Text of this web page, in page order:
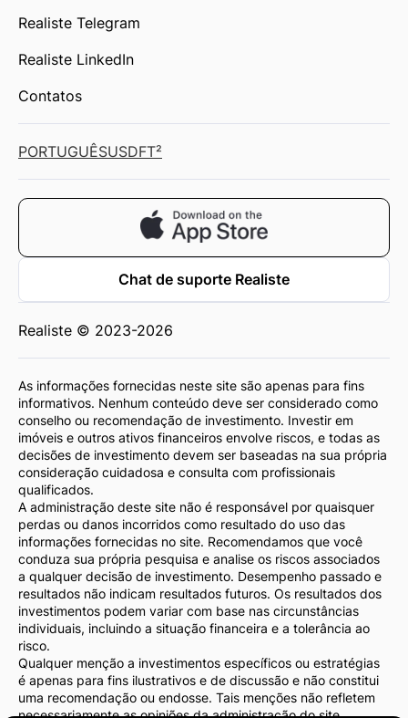
Realiste Telegram
Realiste LinkedIn
Contatos
PORTUGUÊSUSDFT²
Chat de suporte Realiste
Realiste © 2023-2026
As informações fornecidas neste site são apenas para fins
informativos. Nenhum conteúdo deve ser considerado como
conselho ou recomendação de investimento. Investir em
imóveis e outros ativos financeiros envolve riscos, e todas as
decisões de investimento devem ser baseadas na sua própria
consideração cuidadosa e consulta com profissionais
qualificados.
A administração deste site não é responsável por quaisquer
perdas ou danos incorridos como resultado do uso das
informações fornecidas no site. Recomendamos que você
conduza sua própria pesquisa e analise os riscos associados
a qualquer decisão de investimento. Desempenho passado e
resultados não indicam resultados futuros. Os resultados dos
investimentos podem variar com base nas circunstâncias
individuais, incluindo a situação financeira e a tolerância ao
risco.
Qualquer menção a investimentos específicos ou estratégias
é apenas para fins ilustrativos e de discussão e não constitui
uma recomendação ou endosse. Tais menções não refletem
necessariamente as opiniões da administração do site.